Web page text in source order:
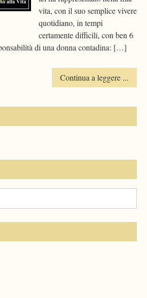
vita, con il suo semplice vivere
quotidiano, in tempi
certamente difficili, con ben 6
di una donna contadina: […]
Continua a leggere ...